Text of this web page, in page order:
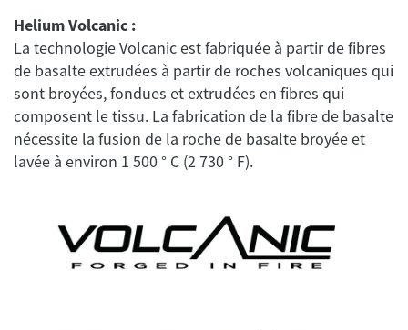
Helium Volcanic :
La technologie Volcanic est fabriquée à partir de fibres
de basalte extrudées à partir de roches volcaniques qui
sont broyées, fondues et extrudées en fibres qui
composent le tissu. La fabrication de la fibre de basalte
nécessite la fusion de la roche de basalte broyée et